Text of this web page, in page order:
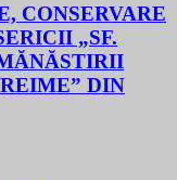
CONSERVARE
„SF.
DIN